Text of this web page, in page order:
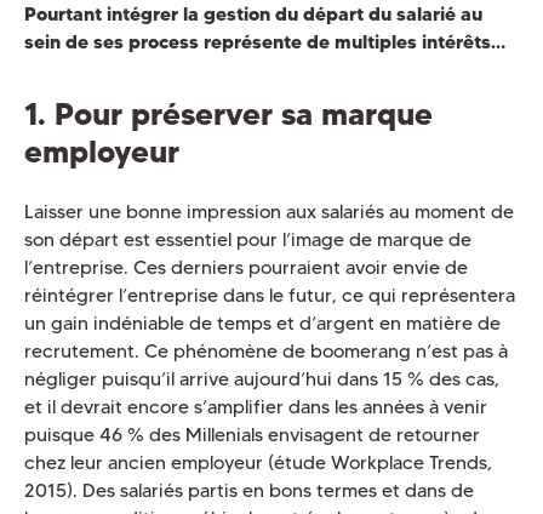
Pourtant intégrer la gestion du départ du salarié au
sein de ses process représente de multiples intérêts…
1. Pour préserver sa marque
employeur
Laisser une bonne impression aux salariés au moment de
son départ est essentiel pour l’image de marque de
l’entreprise. Ces derniers pourraient avoir envie de
réintégrer l’entreprise dans le futur, ce qui représentera
un gain indéniable de temps et d’argent en matière de
recrutement. Ce phénomène de boomerang n’est pas à
négliger puisqu’il arrive aujourd’hui dans 15 % des cas,
et il devrait encore s’amplifier dans les années à venir
puisque 46 % des Millenials envisagent de retourner
chez leur ancien employeur (étude Workplace Trends,
2015). Des salariés partis en bons termes et dans de